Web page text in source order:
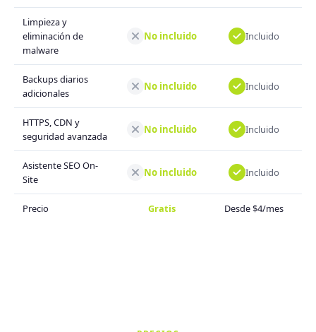
Limpieza y
eliminación de
malware
No incluido Incluido
Backups diarios
adicionales
No incluido Incluido
HTTPS, CDN y
seguridad avanzada
No incluido Incluido
Asistente SEO On-
Site
No incluido Incluido
Precio Gratis Desde $4/mes